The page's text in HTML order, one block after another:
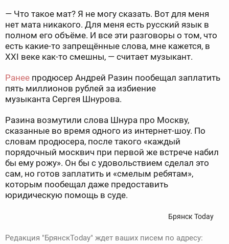
— Что такое мат? Я не могу сказать. Вот для меня
нет мата никакого. Для меня есть русский язык в
полном его объёме. И все эти разговоры о том, что
есть какие-то запрещённые слова, мне кажется, в
XXI веке как-то смешны, — считает музыкант.
Ранее продюсер Андрей Разин пообещал заплатить
пять миллионов рублей за избиение
музыканта Сергея Шнурова.
Разина возмутили слова Шнура про Москву,
сказанные во время одного из интернет-шоу. По
словам продюсера, после такого «каждый
порядочный москвич при первой же встрече набил
бы ему рожу». Он бы с удовольствием сделал это
сам, но готов заплатить и «смелым ребятам»,
которым пообещал даже предоставить
юридическую помощь в суде.
Брянск Today
Редакция "БрянскToday" ждет ваших писем по адресу: